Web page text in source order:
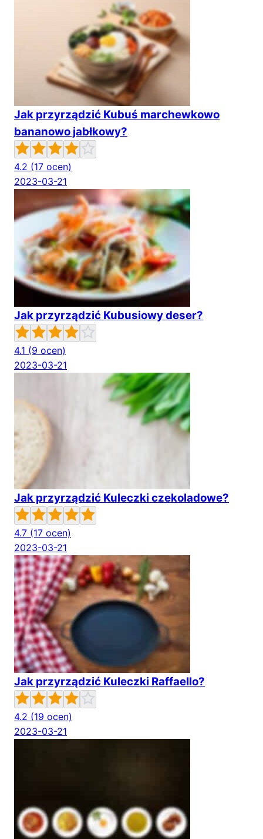
Jak przyrządzić Kubuś marchewkowo
bananowo jabłkowy?
4.2 (17 ocen)
2023-03-21
Jak przyrządzić Kubusiowy deser?
4.1 (9 ocen)
2023-03-21
Jak przyrządzić Kuleczki czekoladowe?
4.7 (17 ocen)
2023-03-21
Jak przyrządzić Kuleczki Raffaello?
4.2 (19 ocen)
2023-03-21